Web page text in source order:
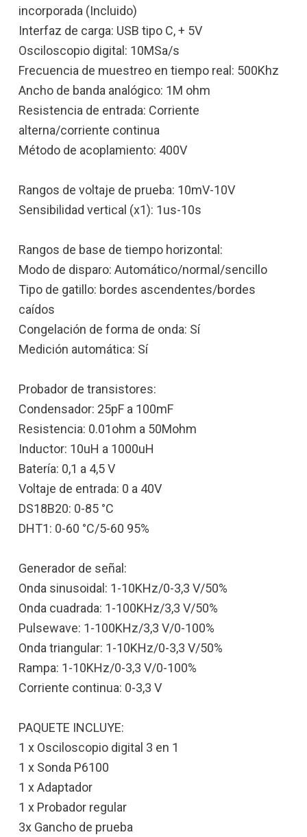
incorporada (Incluido)
Interfaz de carga: USB tipo C, + 5V
Osciloscopio digital: 10MSa/s
Frecuencia de muestreo en tiempo real: 500Khz
Ancho de banda analógico: 1M ohm
Resistencia de entrada: Corriente
alterna/corriente continua
Método de acoplamiento: 400V
Rangos de voltaje de prueba: 10mV-10V
Sensibilidad vertical (x1): 1us-10s
Rangos de base de tiempo horizontal:
Modo de disparo: Automático/normal/sencillo
Tipo de gatillo: bordes ascendentes/bordes
caídos
Congelación de forma de onda: Sí
Medición automática: Sí
Probador de transistores:
Condensador: 25pF a 100mF
Resistencia: 0.01ohm a 50Mohm
Inductor: 10uH a 1000uH
Batería: 0,1 a 4,5 V
Voltaje de entrada: 0 a 40V
DS18B20: 0-85 °C
DHT1: 0-60 °C/5-60 95%
Generador de señal:
Onda sinusoidal: 1-10KHz/0-3,3 V/50%
Onda cuadrada: 1-100KHz/3,3 V/50%
Pulsewave: 1-100KHz/3,3 V/0-100%
Onda triangular: 1-10KHz/0-3,3 V/50%
Rampa: 1-10KHz/0-3,3 V/0-100%
Corriente continua: 0-3,3 V
PAQUETE INCLUYE:
1 x Osciloscopio digital 3 en 1
1 x Sonda P6100
1 x Adaptador
1 x Probador regular
3x Gancho de prueba